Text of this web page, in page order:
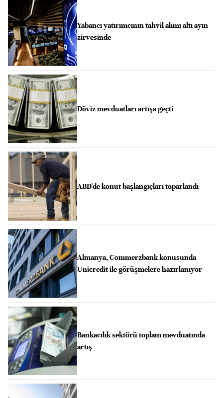
Yabancı yatırımcının tahvil alımı altı ayın
zirvesinde
Döviz mevduatları artışa geçti
ABD'de konut başlangıçları toparlandı
Almanya, Commerzbank konusunda
Unicredit ile görüşmelere hazırlanıyor
Bankacılık sektörü toplam mevduatında
artış